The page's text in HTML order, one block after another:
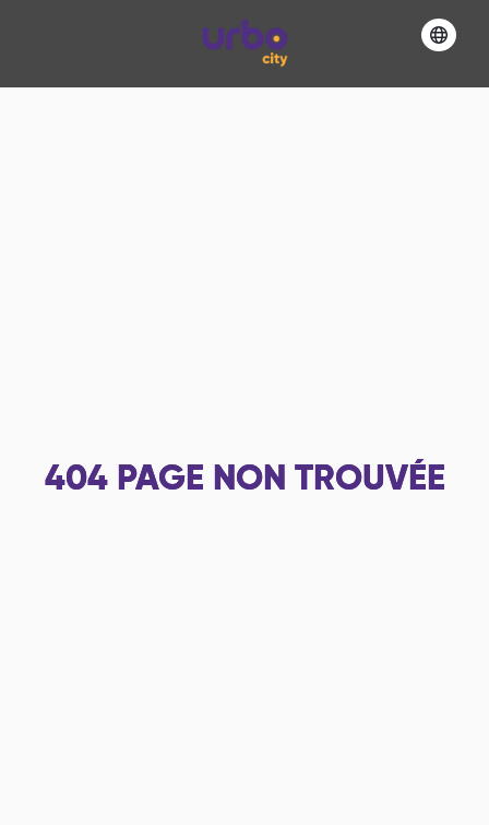
404 PAGE NON TROUVÉE